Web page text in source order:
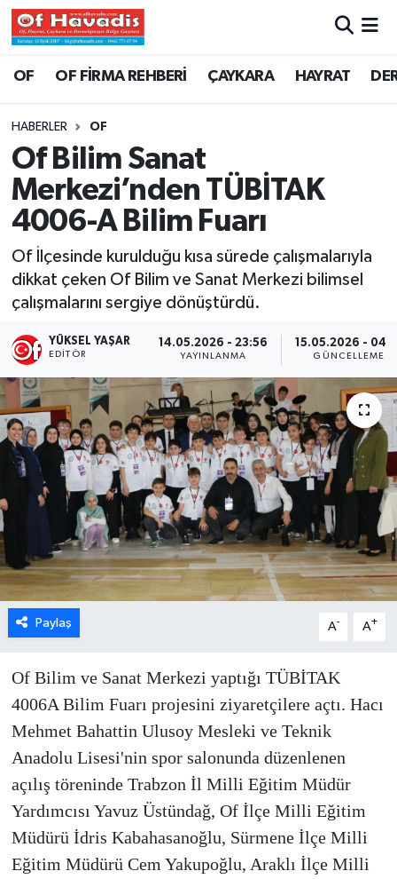
OF OF FİRMA REHBERİ ÇAYKARA HAYRAT
HABERLER OF
Of Bilim Sanat
Merkezi’nden TÜBİTAK
4006-A Bilim Fuarı
Of İlçesinde kurulduğu kısa sürede çalışmalarıyla
dikkat çeken Of Bilim ve Sanat Merkezi bilimsel
çalışmalarını sergiye dönüştürdü.
YÜKSEL YAŞAR
EDITÖR
14.05.2026 - 23:56
YAYINLANMA
15.05.2026 -
GÜNCELLEME
Paylaş A- A+
Of Bilim ve Sanat Merkezi yaptığı TÜBİTAK
4006A Bilim Fuarı projesini ziyaretçilere açtı. Hacı
Mehmet Bahattin Ulusoy Mesleki ve Teknik
Anadolu Lisesi'nin spor salonunda düzenlenen
açılış töreninde Trabzon İl Milli Eğitim Müdür
Yardımcısı Yavuz Üstündağ, Of İlçe Milli Eğitim
Müdürü İdris Kabahasanoğlu, Sürmene İlçe Milli
Eğitim Müdürü Cem Yakupoğlu, Araklı İlçe Milli
Trabzon Nöbetçi Eczaneler
Trabzon Namaz Vakitleri
Trabzon Trafik Yoğunluk Haritası
Süper Lig Puan Durumu ve Fikstür
Tüm Manşetler
Son Dakika Haberleri
Haber Arşivi